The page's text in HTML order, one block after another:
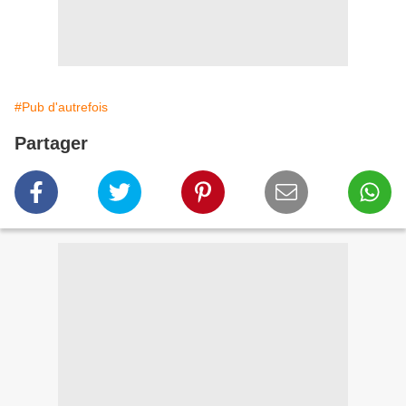
#Pub d'autrefois
Partager